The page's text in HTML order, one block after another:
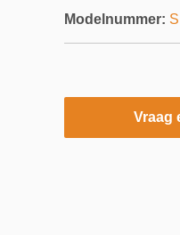
Modelnummer:
Vraag